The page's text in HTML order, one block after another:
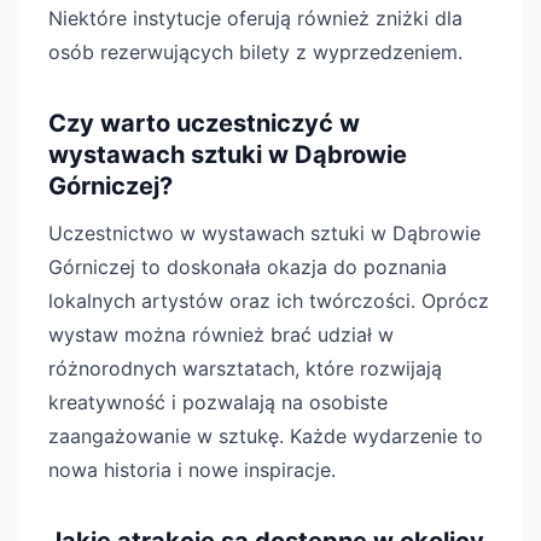
Niektóre instytucje oferują również zniżki dla
osób rezerwujących bilety z wyprzedzeniem.
Czy warto uczestniczyć w
wystawach sztuki w Dąbrowie
Górniczej?
Uczestnictwo w wystawach sztuki w Dąbrowie
Górniczej to doskonała okazja do poznania
lokalnych artystów oraz ich twórczości. Oprócz
wystaw można również brać udział w
różnorodnych warsztatach, które rozwijają
kreatywność i pozwalają na osobiste
zaangażowanie w sztukę. Każde wydarzenie to
nowa historia i nowe inspiracje.